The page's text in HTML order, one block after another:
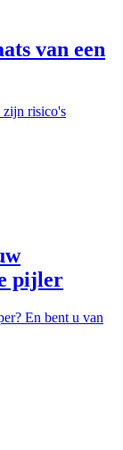
van een
zijn risico's
pijler
En bent u van